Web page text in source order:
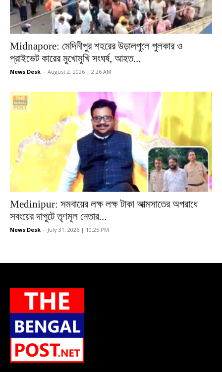
Midnapore: মেদিনীপুর শহরের উড়ালপুলে পুলকার ও
প্রাইভেট কারের মুখোমুখি সংঘর্ষ, আহত...
News Desk - August 2, 2026 | 2:26 AM
Medinipur: সমবায়ের লক্ষ লক্ষ টাকা আত্মসাতের অপরাধে
সবংয়ের দাপুটে তৃণমূল নেতার...
News Desk - July 31, 2026 | 10:25 PM